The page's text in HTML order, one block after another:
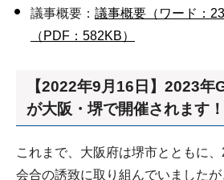
議事概要： 議事概要（ワード：
（PDF：582KB）
【2022年9月16日】2023年
が大阪・堺で開催されます！
これまで、大阪府は堺市とともに
会合の誘致に取り組んでいました